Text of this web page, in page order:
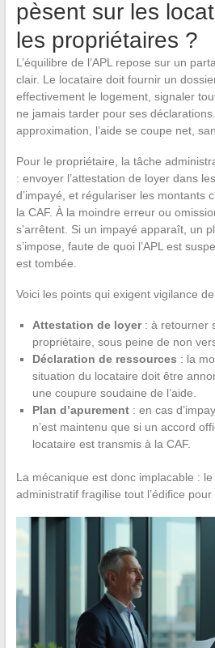
pèsent sur les
les propriétaires ?
L’équilibre de l’APL repose sur un
clair. Le locataire doit fournir un
effectivement le logement, signaler
ne jamais tarder pour ses
approximation, l’aide se coupe net,
Pour le propriétaire, la tâche
: envoyer l’attestation de loyer dans
d’impayé, et régulariser les montants
la CAF. À la moindre erreur ou
s’arrêtent. Si un impayé apparaît, un
s’impose, faute de quoi l’APL est
est tombée.
Voici les points qui exigent vigilance
Attestation de loyer: à retourner
propriétaire, sous peine de non
Déclaration de ressources : la
situation du locataire doit être
une coupure soudaine de l’aide.
Plan d’apurement: en cas
n’est maintenu que si un accord
locataire est transmis à la CAF.
La mécanique est donc implacable :
administratif fragilise tout l’édifice pour